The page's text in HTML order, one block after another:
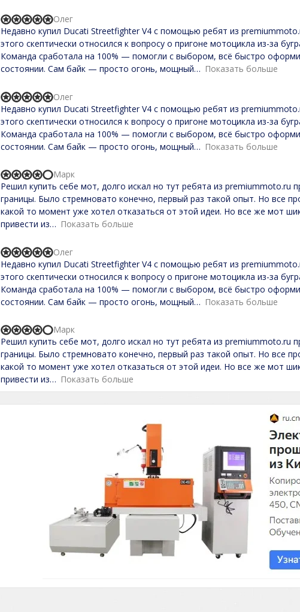
0
o
u
t
f
5
R
a
t
e
d
5
0
o
u
t
o
f
5
Недавно купил Ducati Streetfighter V4 с помощью ребят из
этого скептически относился к вопросу о пригоне мотоцикла из-за
Команда сработала на 100% — помогли с выбором, всё быстро
состоянии. Сам байк — просто огонь, мощный
Показать больше
Олег
R
a
t
d
5
0
o
u
t
o
f
5
Недавно купил Ducati Streetfighter V4 с помощью ребят из
этого скептически относился к вопросу о пригоне мотоцикла из-за
Команда сработала на 100% — помогли с выбором, всё быстро
состоянии. Сам байк — просто огонь, мощный
Показать больше
Олег
R
a
t
e
d
4
0
o
u
t
o
f
5
Решил купить себе мот, долго искал но тут ребята из premiummoto.ru
границы. Было стремновато конечно, первый раз такой опыт. Но все
какой то момент уже хотел отказаться от этой идеи. Но все же мот
привести из
Показать больше
Марк
R
a
t
d
5
0
o
u
t
o
f
5
Недавно купил Ducati Streetfighter V4 с помощью ребят из
этого скептически относился к вопросу о пригоне мотоцикла из-за
Команда сработала на 100% — помогли с выбором, всё быстро
состоянии. Сам байк — просто огонь, мощный
Показать больше
Олег
R
a
t
e
d
4
,
Решил купить себе мот, долго искал но тут ребята из premiummoto.ru
границы. Было стремновато конечно, первый раз такой опыт. Но все
какой то момент уже хотел отказаться от этой идеи. Но все же мот
привести из
Показать больше
Марк